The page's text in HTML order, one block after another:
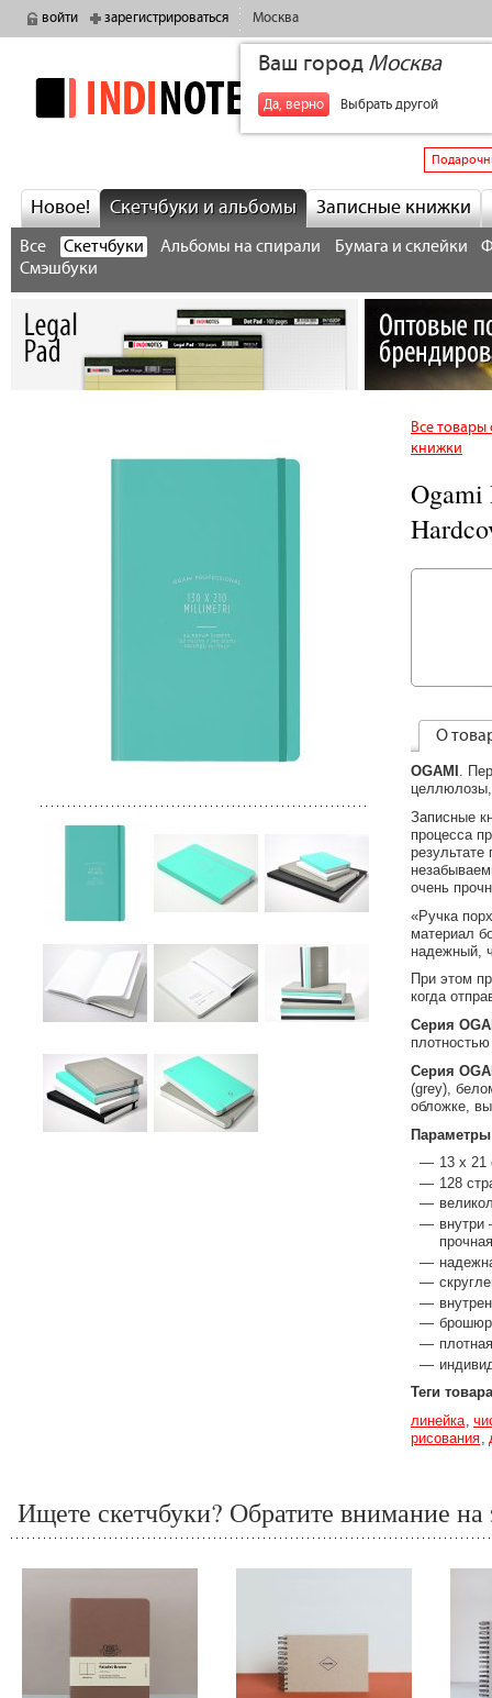
войти зарегистрироваться Москва
Ваш город Москва
Да, верно Выбрать другой
indinotes
Новое! Скетчбуки и альбомы Записные книжки
Все Скетчбуки Альбомы на спирали Бумага и склейки
Смэшбуки
Все товары
книжки
Ogami
О
OGAMI .
целлюлозы,
Записные
процесса
очень
«Ручка
материал
надежный,
При этом
когда
Серия
Серия
(grey),
обложке,
Параметры
13 x
128
внутри
Теги товара
линейка
рисования
Ищете скетчбуки? Обратите внимание на